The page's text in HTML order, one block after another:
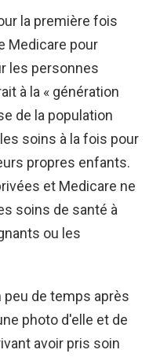
la première fois
Medicare pour
les personnes
à la « génération
de la population
soins à la fois pour
propres enfants.
et Medicare ne
soins de santé à
ou les
peu de temps après
photo d'elle et de
avoir pris soin